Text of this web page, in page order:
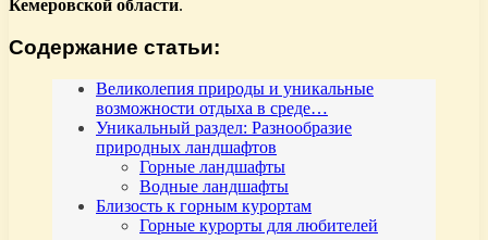
Кемеровской области.
Содержание статьи:
Великолепия природы и уникальные
возможности отдыха в среде…
Уникальный раздел: Разнообразие
природных ландшафтов
Горные ландшафты
Водные ландшафты
Близость к горным курортам
Горные курорты для любителей